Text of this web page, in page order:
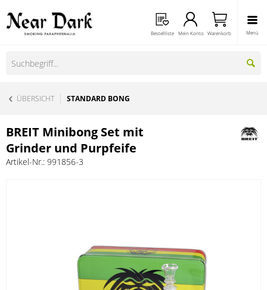
Menü
Bestellliste Mein Konto Warenkorb
ÜBERSICHT STANDARD BONG
BREIT Minibong Set mit
Grinder und Purpfeife
Artikel-Nr.: 991856-3